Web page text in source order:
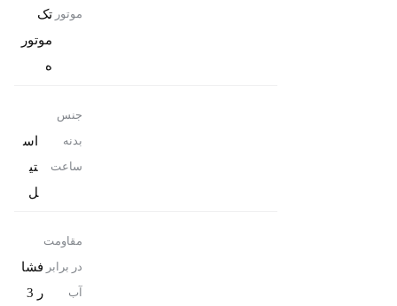
موتور تک
موتور
ه
جنس
بدنه
ساعت
اس
تی
ل
مقاومت
در برابر
آب
فشا
ر 3